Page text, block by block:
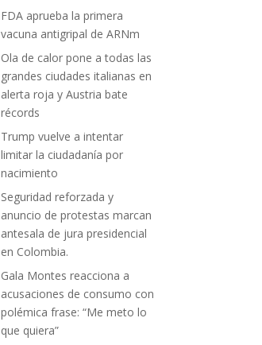
FDA aprueba la primera
vacuna antigripal de ARNm
Ola de calor pone a todas las
grandes ciudades italianas en
alerta roja y Austria bate
récords
Trump vuelve a intentar
limitar la ciudadanía por
nacimiento
Seguridad reforzada y
anuncio de protestas marcan
antesala de jura presidencial
en Colombia.
Gala Montes reacciona a
acusaciones de consumo con
polémica frase: “Me meto lo
que quiera”